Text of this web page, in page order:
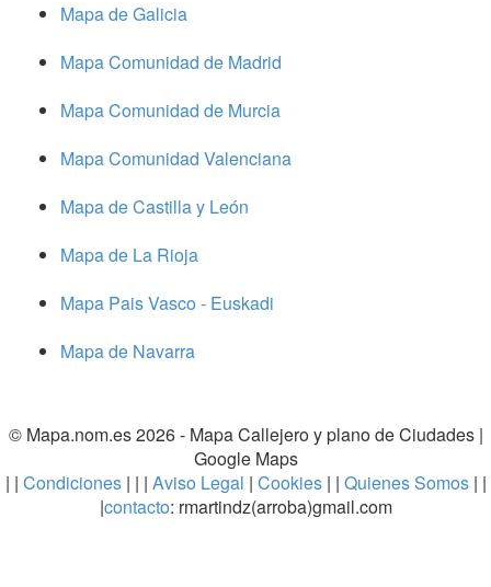
Mapa de Galicia
Mapa Comunidad de Madrid
Mapa Comunidad de Murcia
Mapa Comunidad Valenciana
Mapa de Castilla y León
Mapa de La Rioja
Mapa Pais Vasco - Euskadi
Mapa de Navarra
© Mapa.nom.es 2026 - Mapa Callejero y plano de Ciudades|
Google Maps
| | Condiciones| | | Aviso Legal | Cookies | | Quienes Somos | |
|contacto: rmartindz(arroba)gmail.com